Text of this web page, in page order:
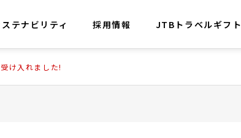
テナビリティ 採用情報 JTBトラベルギフト
け入れました!